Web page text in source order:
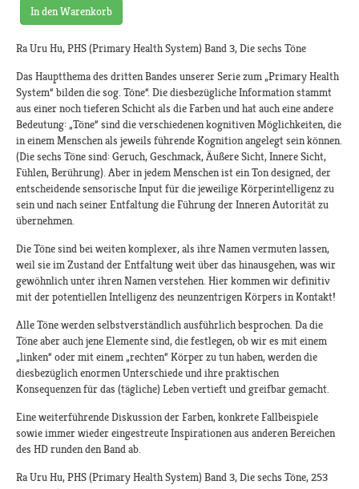
In den Warenkorb
Ra Uru Hu, PHS (Primary Health System) Band 3, Die sechs Töne
Das Hauptthema des dritten Bandes unserer Serie zum „Primary Health
System“ bilden die sog. Töne“. Die diesbezügliche Information stammt
aus einer noch tieferen Schicht als die Farben und hat auch eine andere
Bedeutung: „Töne“ sind die verschiedenen kognitiven Möglichkeiten, die
in einem Menschen als jeweils führende Kognition angelegt sein können.
(Die sechs Töne sind: Geruch, Geschmack, Äußere Sicht, Innere Sicht,
Fühlen, Berührung). Aber in jedem Menschen ist ein Ton designed, der
entscheidende sensorische Input für die jeweilige Körperintelligenz zu
sein und nach seiner Entfaltung die Führung der Inneren Autorität zu
übernehmen.
Die Töne sind bei weiten komplexer, als ihre Namen vermuten lassen,
weil sie im Zustand der Entfaltung weit über das hinausgehen, was wir
gewöhnlich unter ihren Namen verstehen. Hier kommen wir definitiv
mit der potentiellen Intelligenz des neunzentrigen Körpers in Kontakt!
Alle Töne werden selbstverständlich ausführlich besprochen. Da die
Töne aber auch jene Elemente sind, die festlegen, ob wir es mit einem
„linken“ oder mit einem „rechten“ Körper zu tun haben, werden die
diesbezüglich enormen Unterschiede und ihre praktischen
Konsequenzen für das (tägliche) Leben vertieft und greifbar gemacht.
Eine weiterführende Diskussion der Farben, konkrete Fallbeispiele
sowie immer wieder eingestreute Inspirationen aus anderen Bereichen
des HD runden den Band ab.
Ra Uru Hu, PHS (Primary Health System) Band 3, Die sechs Töne, 253